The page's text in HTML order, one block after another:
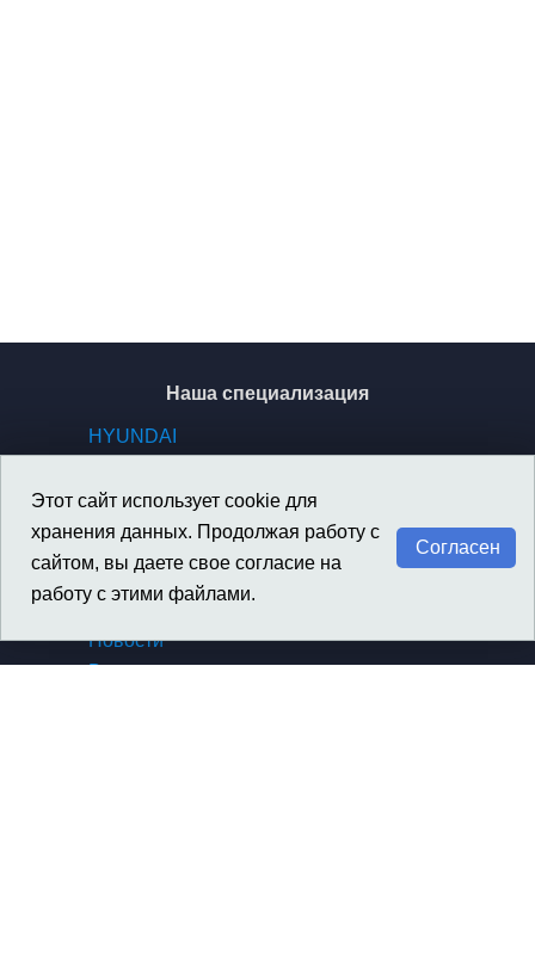
Наша специализация
HYUNDAI
GENESIS
SSANGYONG / KGM
Материалы
Новости
Вакансии
Этот сайт использует cookie для
хранения данных. Продолжая работу с
сайтом, вы даете свое согласие на
работу с этими файлами.
Согласен